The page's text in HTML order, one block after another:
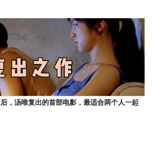
后，汤唯复出的首部电影，最适合两个人一起